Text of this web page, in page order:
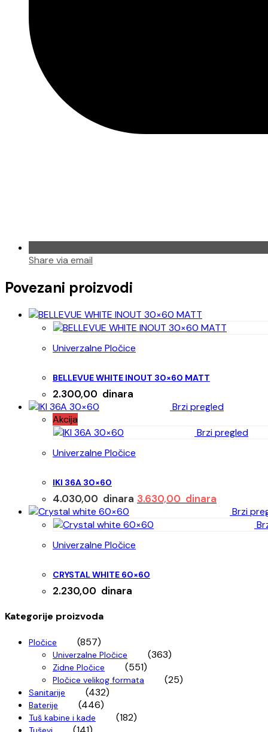
Share via email
Povezani proizvodi
Univerzalne Pločice
BELLEVUE WHITE INOUT 30×60 MATT
2.300,00 dinara
Brzi pregled
Akcija
Brzi pregled
Univerzalne Pločice
IKI 36A 30×60
4.030,00 dinara Originalna
je
3.630,00 dinara
cenaBrzi
Univerzalne Pločice
CRYSTAL WHITE 60×60
2.230,00 dinara
Kategorije proizvoda
Pločice (857)
Univerzalne Pločice (363)
Zidne Pločice (551)
Pločice velikog formata (25)
Sanitarije (432)
Baterije (446)
Tuš kabine i kade (182)